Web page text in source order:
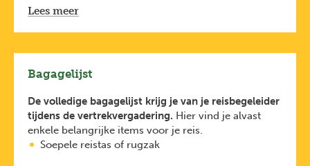
beschikbaar zijn. Ze zijn indicatief. Het gebeurt
Het definitieve vluchtenschema vind je in het
vertrekdocument dat je ten laatste 10 dagen voor
vertrek via e-mail ontvangt.
Lees meer
Bagagelijst
De volledige bagagelijst krijg je van je reisbegeleider
tijdens de vertrekvergadering. Hier vind je alvast
enkele belangrijke items voor je reis.
Soepele reistas of rugzak